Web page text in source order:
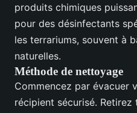
produits chimiques
pour des désinfectants
les terrariums, souvent à
naturelles.
Méthode de nettoyage
Commencez par évacuer
récipient sécurisé. Retirez